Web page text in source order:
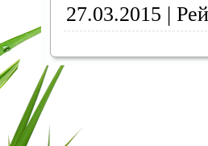
27.03.2015 |